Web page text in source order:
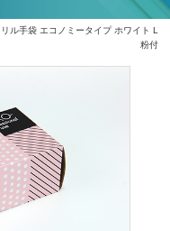
ル手袋 エコノミータイプ ホワイト L
粉付